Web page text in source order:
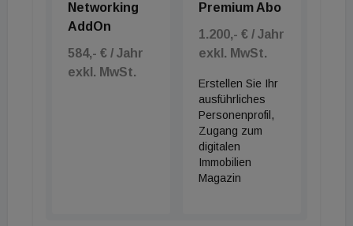
Mikrofinanzierungen sowie Impact Investing,
versicherungsgebundene Wertpapiere und
verbriefte Kredite. Das verwaltete
Gesamtvermögen belief sich zum 30. Juni 2020 auf
Networking
AddOn
584,- € / Jahr
exkl. MwSt.
Premium Abo
1.200,- € / Jahr
exkl. MwSt.
Erstellen Sie Ihr
ausführliches
Personenprofil,
Zugang zum
digitalen
Immobilien
Magazin